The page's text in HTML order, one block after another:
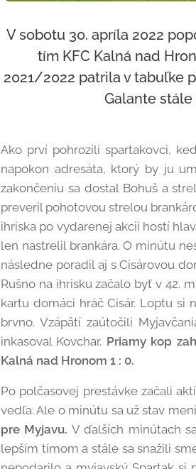
V sobotu 30. apríla 2022
tím KFC Kalná nad
2021/2022 patrila v tabuľke
Galante
Ako prví pohrozili spartakovci,
napokon adresáta, ktorý by ju
zakončeniu sa dostal Bohuš a
preveril pohotovou strelou
ihriska po vydarenej akcii hostí
len nastrelil brankára. O minútu
následne poradil aj s Cisárovou
Rušno na ihrisku začalo byť v 42.
kartu domáci hráč Cisár. Loptu
brvno. Vzápätí zaútočili
inkasoval Kovchar. Priamy kop
Kalná nad Hronom 1 : 0.
Po polčasovej prestávke začali
vedľa. Ale o minútu sa už stav
pre Myjavu.V ďalších minútach
lepším tímom a stále sa snažili